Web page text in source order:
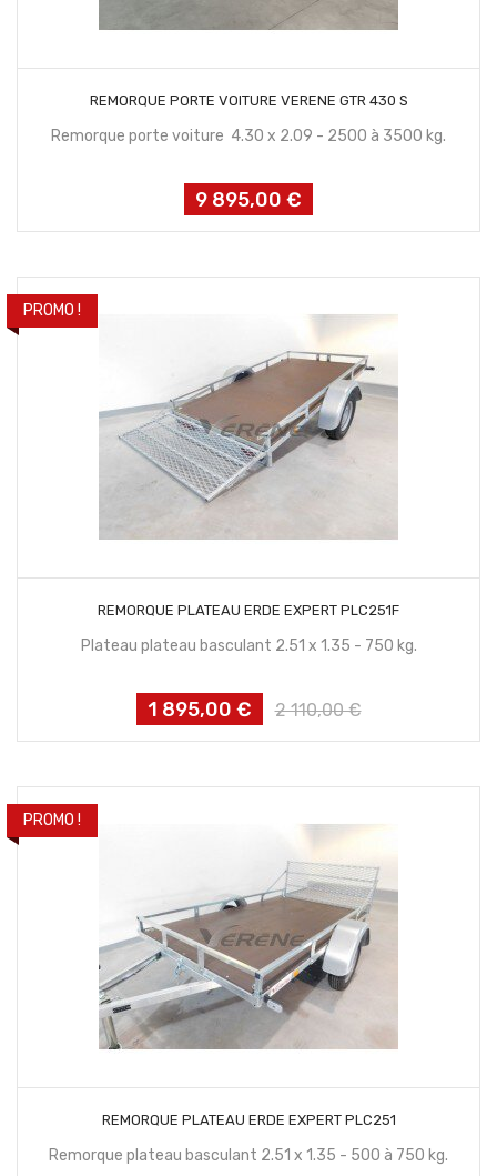
REMORQUE PORTE VOITURE VERENE GTR 430 S
Remorque porte voiture 4.30 x 2.09 - 2500 à 3500 kg.
Prix
9 895,00 €
PROMO !
REMORQUE PLATEAU ERDE EXPERT PLC251F
Plateau plateau basculant 2.51 x 1.35 - 750 kg.
Prix1 895,00 €
Prix
2 110,00 €
PROMO !
REMORQUE PLATEAU ERDE EXPERT PLC251
Remorque plateau basculant 2.51 x 1.35 - 500 à 750 kg.